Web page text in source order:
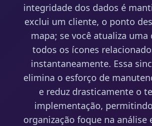
integridade dos dados é
exclui um cliente, o ponto
mapa; se você atualiza uma
todos os ícones
instantaneamente. Essa
elimina o esforço de
e reduz drasticamente o
implementação,
organização foque na análise